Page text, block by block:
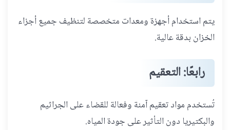
يتم استخدام أجهزة ومعدات متخصصة لتنظيف جميع أجزاء
الخزان بدقة عالية.
رابعًا: التعقيم
تُستخدم مواد تعقيم آمنة وفعالة للقضاء على الجراثيم
والبكتيريا دون التأثير على جودة المياه.